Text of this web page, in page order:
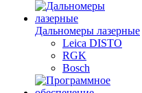
Дальномеры лазерные
Leica DISTO
RGK
Bosch